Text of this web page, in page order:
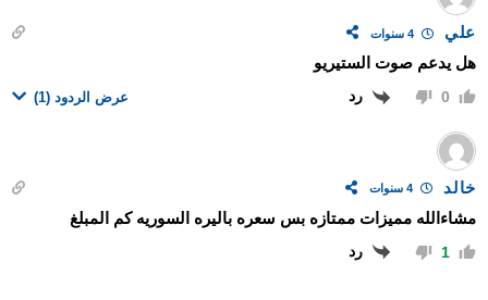
علي 4 سنوات
هل يدعم صوت الستيريو
0 رد عرض الردود (1)
خالد
مشاءالله مميزات ممتازه بس سعره باليره السوريه كم المبلغ
1 رد